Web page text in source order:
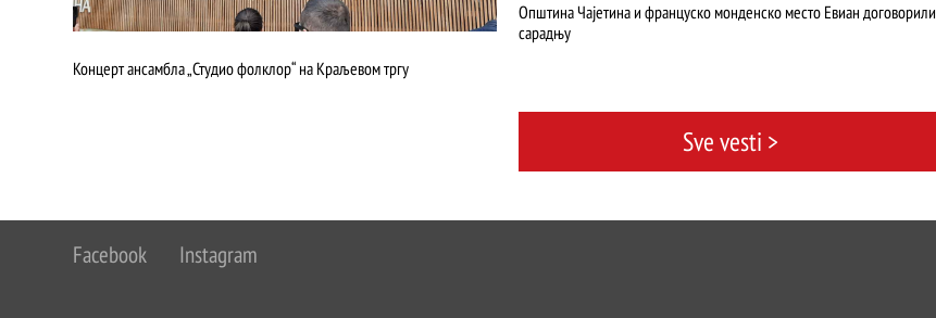
Концерт ансамбла „Студио фолклор“ на Краљевом тргу
Општина Чајетина и француско монденско место Евиан договорили
сарадњу
Sve vesti >
Facebook Instagram